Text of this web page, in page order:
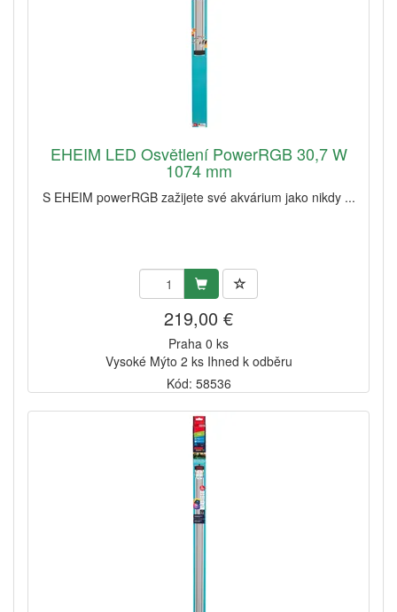
EHEIM LED Osvětlení PowerRGB 30,7 W
1074 mm
S EHEIM powerRGB zažijete své akvárium jako nikdy ...
219,00 €
Praha 0 ks
Vysoké Mýto 2 ks Ihned k odběru
Kód: 58536